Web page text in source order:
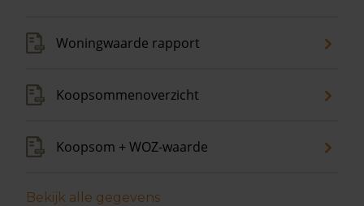
Woningwaarde rapport
Koopsommenoverzicht
Koopsom + WOZ-waarde
Bekijk alle gegevens